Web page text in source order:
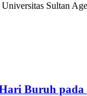
Sultan
Buruh pada